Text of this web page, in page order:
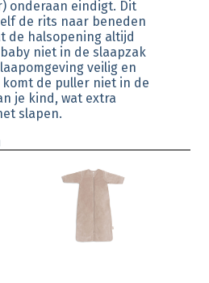
onderaan eindigt. Dit
de rits naar beneden
de halsopening altijd
niet in de slaapzak
veilig en
de puller niet in de
je kind, wat extra
slapen.